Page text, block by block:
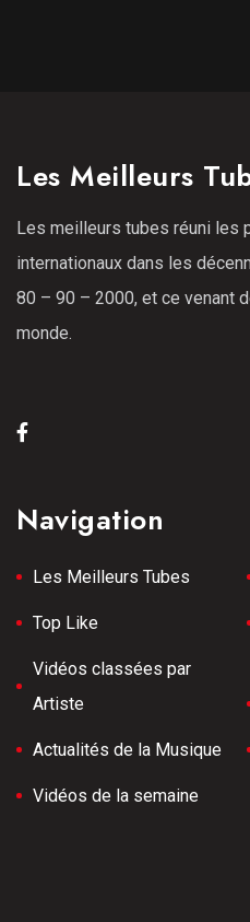
Les Meilleurs
Les meilleurs tubes réuni les
internationaux dans les
80 – 90 – 2000, et ce venant
monde.
Navigation
Les Meilleurs Tubes
Top Like
Vidéos classées par
Artiste
Actualités de la Musique
Vidéos de la semaine